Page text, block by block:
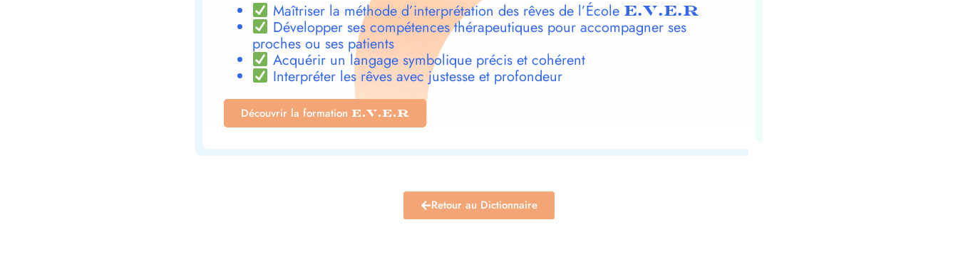
Maîtriser la méthode d’interprétation des rêves de l’École E.V.E.R
Développer ses compétences thérapeutiques pour accompagner ses
proches ou ses patients
Acquérir un langage symbolique précis et cohérent
Interpréter les rêves avec justesse et profondeur
Découvrir la formation E.V.E.R
Retour au Dictionnaire